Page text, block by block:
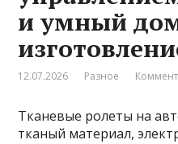
и умный
12.07.2026 Разное
Тканевые ролеты на
тканый материал,